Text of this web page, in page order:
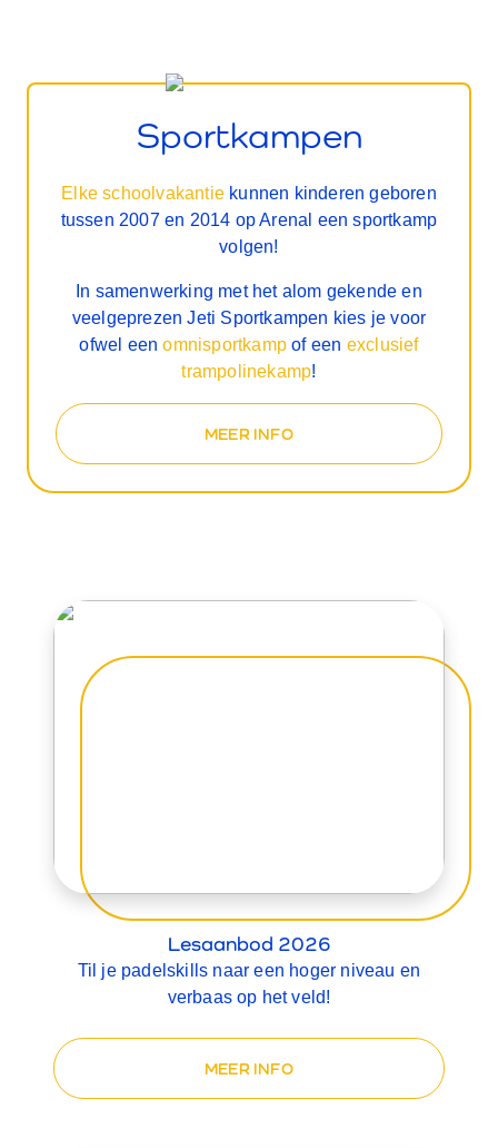
Sportkampen
Elke schoolvakantie kunnen kinderen geboren
tussen 2007 en 2014 op Arenal een sportkamp
volgen!
In samenwerking met het alom gekende en
veelgeprezen Jeti Sportkampen kies je voor
ofwel eenomnisportkamp of een exclusief
trampolinekamp!
MEER INFO
Lesaanbod 2026
Til je padelskills naar een hoger niveau en
verbaas op het veld!
MEER INFO